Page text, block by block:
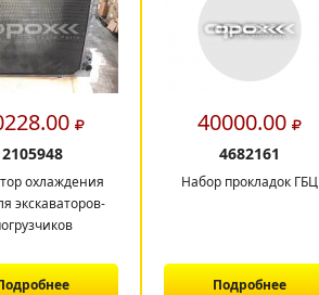
2105948
охлаждения
экскаваторов-
40000.00
4682161
Набор прокладок ГБЦ
Подробнее